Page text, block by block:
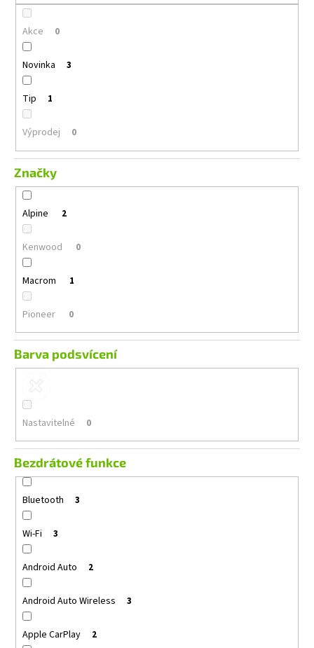
Akce 0
Novinka 3
Tip 1
Výprodej 0
Značky
Alpine 2
Kenwood 0
Macrom 1
Pioneer 0
Barva podsvícení
Nastavitelné 0
Bezdrátové funkce
Bluetooth 3
Wi-Fi 3
Android Auto 2
Android Auto Wireless 3
Apple CarPlay 2
m
ALPINE
S2-
3
490
Kč
Původně:
990
Kč